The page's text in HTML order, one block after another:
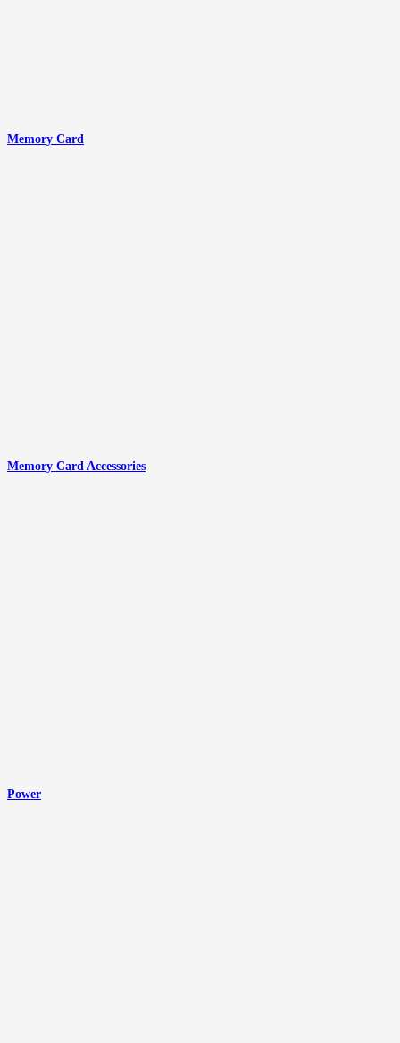
Memory Card
Memory Card Accessories
Power